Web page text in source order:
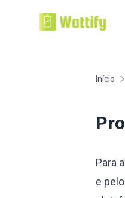
Início
Para
e